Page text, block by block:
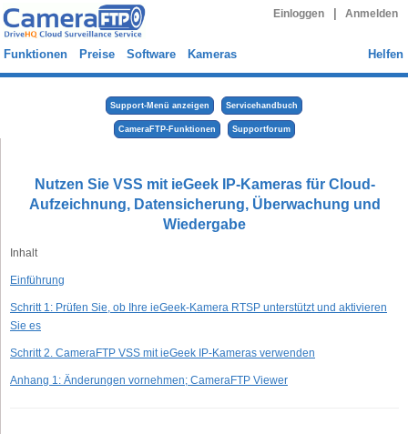
Einloggen Anmelden
Funktionen Preise Software Kameras Helfen
Support-Menü anzeigen Servicehandbuch
CameraFTP-Funktionen Supportforum
Nutzen Sie VSS mit ieGeek IP-Kameras für Cloud-
Aufzeichnung, Datensicherung, Überwachung und
Wiedergabe
Inhalt
Einführung
Schritt 1: Prüfen Sie, ob Ihre ieGeek-Kamera RTSP unterstützt und aktivieren
Sie es
Schritt 2. CameraFTP VSS mit ieGeek IP-Kameras verwenden
Anhang 1: Änderungen vornehmen; CameraFTP Viewer